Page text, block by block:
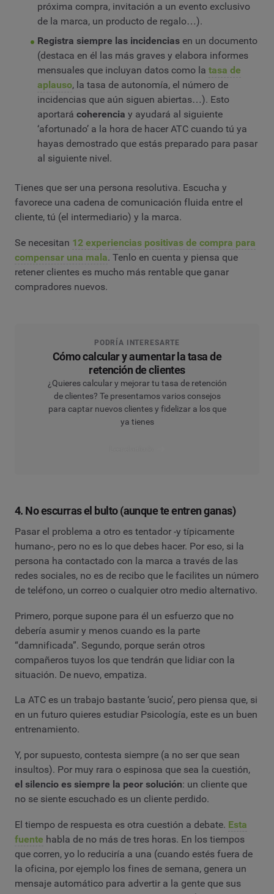
próxima compra, invitación a un evento exclusivo
de la marca, un producto de regalo…).
Registra siempre las incidenciasen un documento
(destaca en él las más graves y elabora informes
mensuales que incluyan datos como la tasa de
aplauso, la tasa de autonomía, el número de
incidencias que aún siguen abiertas…). Esto
aportará coherencia y ayudará al siguiente
‘afortunado’ a la hora de hacer ATC cuando tú ya
hayas demostrado que estás preparado para pasar
al siguiente nivel.
Tienes que ser una persona resolutiva. Escucha y
favorece una cadena de comunicación fluida entre el
cliente, tú (el intermediario) y la marca.
Se necesitan 12 experiencias positivas de compra para
compensar una mala. Tenlo en cuenta y piensa que
retener clientes es mucho más rentable que ganar
compradores nuevos.
PODRÍA INTERESARTE
Cómo calcular y aumentar la tasa de
retención de clientes
¿Quieres calcular y mejorar tu tasa de retención
de clientes? Te presentamos varios consejos
para captar nuevos clientes y fidelizar a los que
ya tienes
4. No escurras el bulto (aunque te entren ganas)
Pasar el problema a otro es tentador -y típicamente
humano-, pero no es lo que debes hacer. Por eso, si la
persona ha contactado con la marca a través de las
redes sociales, no es de recibo que le facilites un número
de teléfono, un correo o cualquier otro medio alternativo.
Primero, porque supone para él un esfuerzo que no
debería asumir y menos cuando es la parte
“damnificada”. Segundo, porque serán otros
compañeros tuyos los que tendrán que lidiar con la
situación. De nuevo, empatiza.
La ATC es un trabajo bastante ‘sucio’, pero piensa que, si
en un futuro quieres estudiar Psicología, este es un buen
entrenamiento.
Y, por supuesto, contesta siempre (a no ser que sean
insultos). Por muy rara o espinosa que sea la cuestión,
el silencio es siempre la peor solución: un cliente que
no se siente escuchado es un cliente perdido.
El tiempo de respuesta es otra cuestión a debate. Esta
fuente habla de no más de tres horas. En los tiempos
que corren, yo lo reduciría a una (cuando estés fuera de
la oficina, por ejemplo los fines de semana, genera un
mensaje automático para advertir a la gente que sus